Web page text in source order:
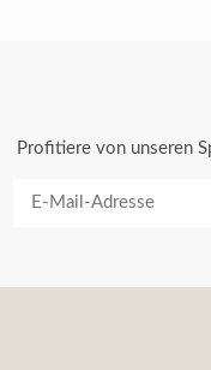
Profitiere von unseren